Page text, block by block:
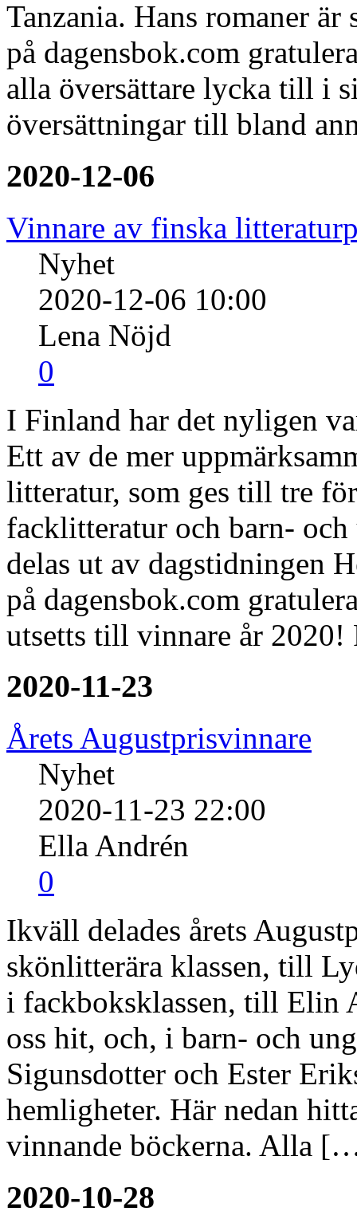
Tanzania. Hans romaner
på dagensbok.com
alla översättare lycka till i
översättningar till bland
2020-12-06
Vinnare av finska
Nyhet
2020-12-06 10:00
Lena Nöjd
0
I Finland har det nyligen
Ett av de mer
litteratur, som ges till tre
facklitteratur och barn-
delas ut av dagstidningen
på dagensbok.com
utsetts till vinnare år
2020-11-23
Årets Augustprisvinnare
Nyhet
2020-11-23 22:00
Ella Andrén
0
Ikväll delades årets
skönlitterära klassen, till
i fackboksklassen, till Elin
oss hit, och, i barn- och
Sigunsdotter och Ester
hemligheter. Här nedan
vinnande böckerna. Alla
2020-10-28